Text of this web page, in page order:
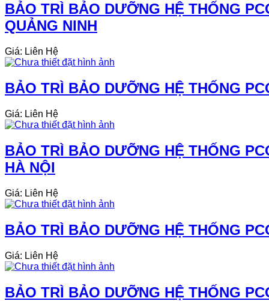
BẢO TRÌ BẢO DƯỠNG HỆ THỐNG
QUẢNG NINH
Giá: Liên Hệ
BẢO TRÌ BẢO DƯỠNG HỆ THỐNG
Giá: Liên Hệ
BẢO TRÌ BẢO DƯỠNG HỆ THỐNG
HÀ NỘI
Giá: Liên Hệ
BẢO TRÌ BẢO DƯỠNG HỆ THỐNG
Giá: Liên Hệ
BẢO TRÌ BẢO DƯỠNG HỆ THỐNG